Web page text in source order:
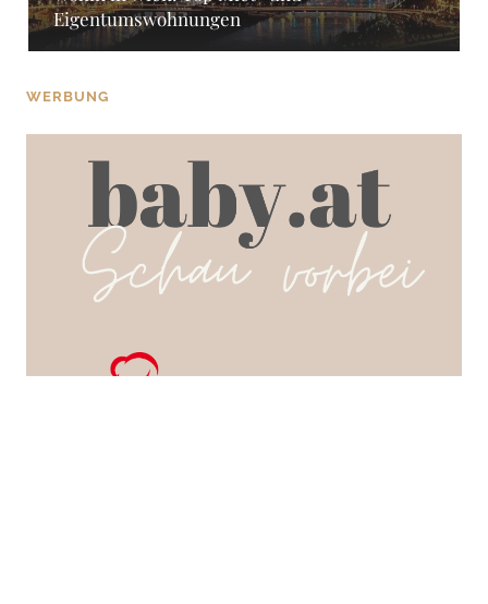
Eigentumswohnungen
WERBUNG